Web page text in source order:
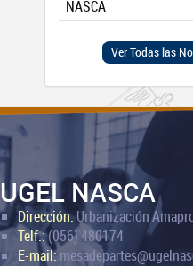
NASCA
Ver Todas las
UGEL NASCA
Dirección:Urbanización
Telf.:(056) 480174
E-mail: